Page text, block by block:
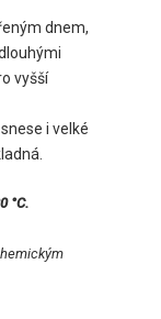
dnem,
vyšší
i velké
°C.